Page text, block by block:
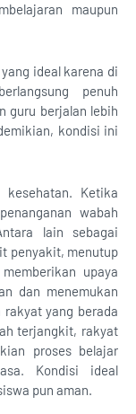
maupun
ideal karena di
penuh
guru berjalan lebih
kondisi ini
Ketika
wabah
lain sebagai
penyakit, menutup
upaya
dan menemukan
yang berada
terjangkit, rakyat
proses belajar
Kondisi ideal
pun aman.